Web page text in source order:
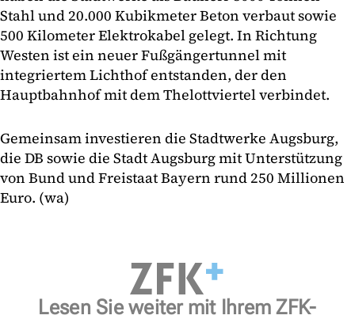
Stahl und 20.000 Kubikmeter Beton verbaut sowie
500 Kilometer Elektrokabel gelegt. In Richtung
Westen ist ein neuer Fußgängertunnel mit
integriertem Lichthof entstanden, der den
Hauptbahnhof mit dem Thelottviertel verbindet.
Gemeinsam investieren die Stadtwerke Augsburg,
die DB sowie die Stadt Augsburg mit Unterstützung
von Bund und Freistaat Bayern rund 250 Millionen
Euro. (wa)
Lesen Sie weiter mit Ihrem ZFK-